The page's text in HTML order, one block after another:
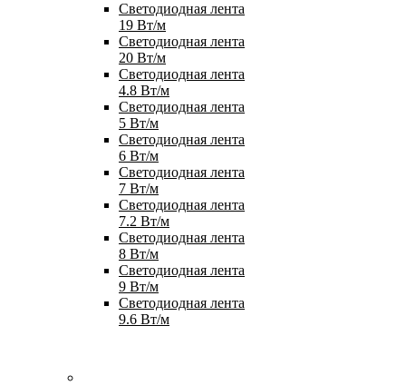
Светодиодная лента
19 Вт/м
Светодиодная лента
20 Вт/м
Светодиодная лента
4.8 Вт/м
Светодиодная лента
5 Вт/м
Светодиодная лента
6 Вт/м
Светодиодная лента
7 Вт/м
Светодиодная лента
7.2 Вт/м
Светодиодная лента
8 Вт/м
Светодиодная лента
9 Вт/м
Светодиодная лента
9.6 Вт/м